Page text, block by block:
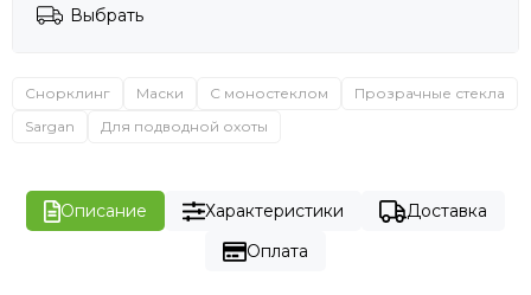
Выбрать
Снорклинг Маски С моностеклом
Прозрачные стекла
Sargan
Для подводной охоты
Описание Характеристики
Доставка
Оплата